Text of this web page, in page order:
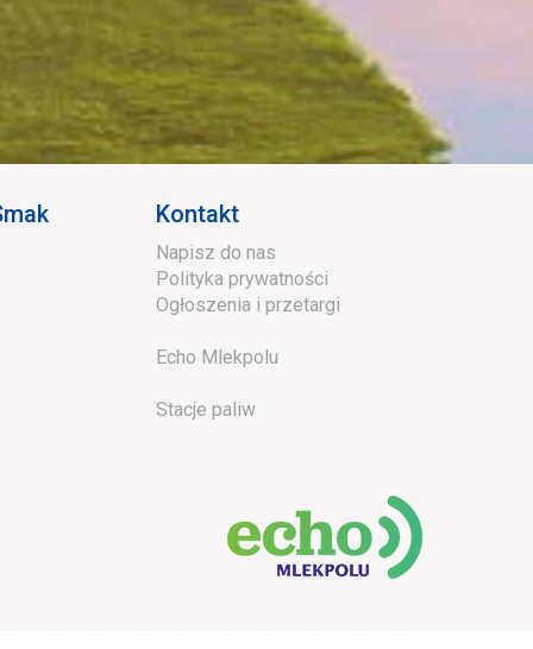
Kontakt
Napisz do nas
Polityka prywatności
Ogłoszenia i przetargi
Echo Mlekpolu
Stacje paliw